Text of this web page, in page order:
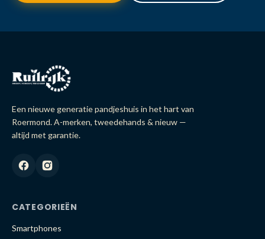
Een nieuwe generatie pandjeshuis in het hart van
Roermond. A-merken, tweedehands & nieuw —
altijd met garantie.
CATEGORIEËN
Smartphones